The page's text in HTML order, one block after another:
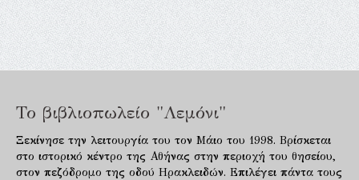
Το βιβλιοπωλείο "Λεμόνι"
Ξεκίνησε την λειτουργία του τον Μάιο του 1998. Βρίσκεται
στο ιστορικό κέντρο της Αθήνας στην περιοχή του θησείου,
στον πεζόδρομο της οδού Ηρακλειδών. Επιλέγει πάντα τους